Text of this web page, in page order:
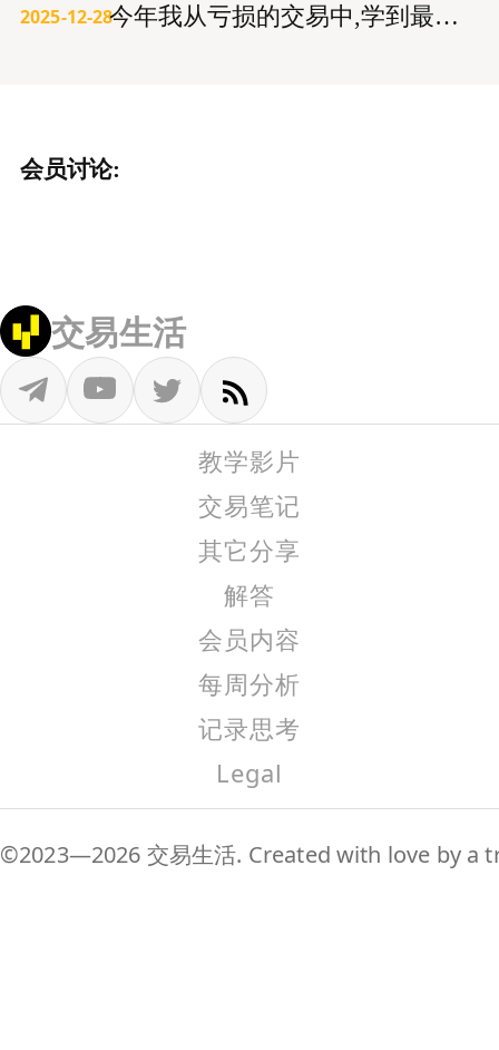
2025-12-28 今年我从亏损的交易中,学到最重要的3件事
会员讨论:
交易生活
教学影片
交易笔记
其它分享
解答
会员内容
每周分析
记录思考
Legal
©2023—2026 交易生活. Created with love by a